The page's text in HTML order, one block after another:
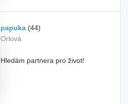
papuka (44)
Orlová
Hledám partnera pro život!